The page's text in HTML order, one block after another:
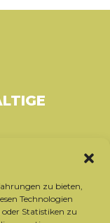
zu bieten,
Technologien
Statistiken zu